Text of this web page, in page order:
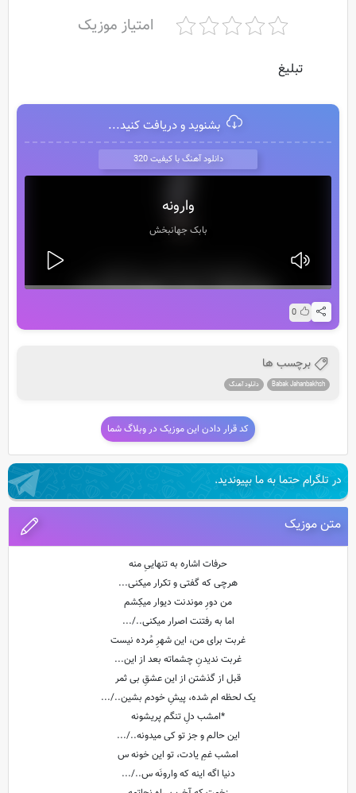
امتیاز موزیک
تبلیغ
بشنوید و دریافت کنید...
دانلود آهنگ با کیفیت 320
وارونه
بابک جهانبخش
0
برچسب ها
Babak Jahanbakhsh دانلود آهنگ
کد قرار دادن این موزیک در وبلاگ شما
در تلگرام حتما به ما بپیوندید.
متن موزیک
حرفات اشاره به تنهاییِ منه
هرچی که گفتی و تکرار میکنی...
من دورِ موندنت دیوار میکِشم
اما به رفتنت اصرار میکنی../...
غربت برای من، این شهرِ مُرده نیست
غربت ندیدنِ چشماته بعد از این...
قبل از گذشتن از این عشقِ بی ثمر
یک لحظه ام شده، پیشِ خودم بشین../...
*امشب دلِ تنگم پریشونه
این حالم و جز تو کی میدونه../...
امشب غمِ یادت، تو این خونه س
دنیا اگه اینه که وارونَه س../...